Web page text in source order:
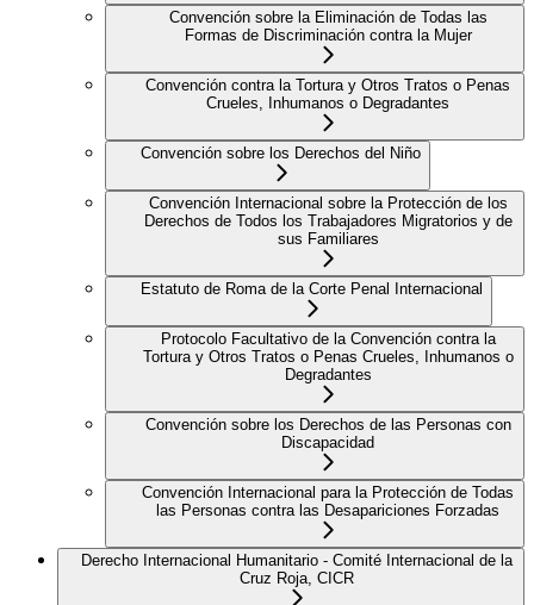
Convención sobre la Eliminación de Todas las
Formas de Discriminación contra la Mujer
Convención contra la Tortura y Otros Tratos o Penas
Crueles, Inhumanos o Degradantes
Convención sobre los Derechos del Niño
Convención Internacional sobre la Protección de los
Derechos de Todos los Trabajadores Migratorios y de
sus Familiares
Estatuto de Roma de la Corte Penal Internacional
Protocolo Facultativo de la Convención contra la
Tortura y Otros Tratos o Penas Crueles, Inhumanos o
Degradantes
Convención sobre los Derechos de las Personas con
Discapacidad
Convención Internacional para la Protección de Todas
las Personas contra las Desapariciones Forzadas
Derecho Internacional Humanitario - Comité Internacional de la
Cruz Roja, CICR